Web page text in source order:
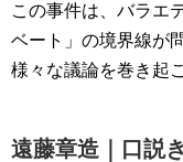
この事件は、バラエ
ベート」の境界線が
様々な議論を巻き起
遠藤章造｜口説